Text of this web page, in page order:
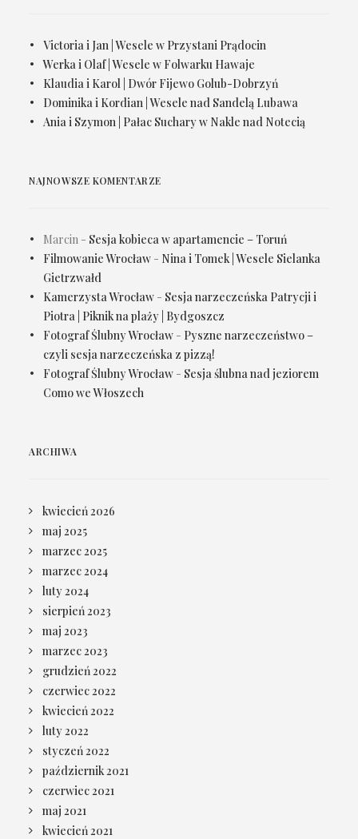
Victoria i Jan | Wesele w Przystani Prądocin
Werka i Olaf | Wesele w Folwarku Hawaje
Klaudia i Karol | Dwór Fijewo Golub-Dobrzyń
Dominika i Kordian | Wesele nad Sandelą Lubawa
Ania i Szymon | Pałac Suchary w Nakle nad Notecią
NAJNOWSZE KOMENTARZE
Marcin - Sesja kobieca w apartamencie – Toruń
Filmowanie Wrocław - Nina i Tomek | Wesele Sielanka
Gietrzwałd
Kamerzysta Wrocław - Sesja narzeczeńska Patrycji i
Piotra | Piknik na plaży | Bydgoszcz
Fotograf Ślubny Wrocław - Pyszne narzeczeństwo –
czyli sesja narzeczeńska z pizzą!
Fotograf Ślubny Wrocław - Sesja ślubna nad jeziorem
Como we Włoszech
ARCHIWA
kwiecień 2026
maj 2025
marzec 2025
marzec 2024
luty 2024
sierpień 2023
maj 2023
marzec 2023
grudzień 2022
czerwiec 2022
kwiecień 2022
luty 2022
styczeń 2022
październik 2021
czerwiec 2021
maj 2021
kwiecień 2021